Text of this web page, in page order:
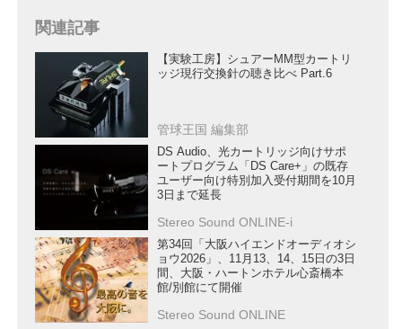
関連記事
【実験工房】シュアーMM型カートリ
ッジ現行交換針の聴き比べ Part.6
管球王国 編集部
DS Audio、光カートリッジ向けサポ
ートプログラム「DS Care+」の既存
ユーザー向け特別加入受付期間を10月
3日まで延長
Stereo Sound ONLINE-i
第34回「大阪ハイエンドオーディオシ
ョウ2026」、11月13、14、15日の3日
間、大阪・ハートンホテル心斎橋本
館/別館にて開催
Stereo Sound ONLINE